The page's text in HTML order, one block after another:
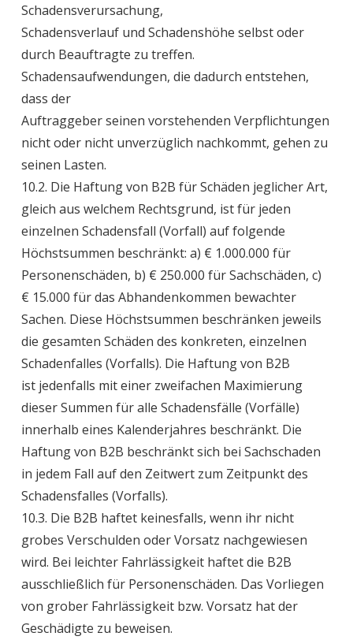
Schadensverursachung,
Schadensverlauf und Schadenshöhe selbst oder
durch Beauftragte zu treffen.
Schadensaufwendungen, die dadurch entstehen,
dass der
Auftraggeber seinen vorstehenden Verpflichtungen
nicht oder nicht unverzüglich nachkommt, gehen zu
seinen Lasten.
10.2. Die Haftung von B2B für Schäden jeglicher Art,
gleich aus welchem Rechtsgrund, ist für jeden
einzelnen Schadensfall (Vorfall) auf folgende
Höchstsummen beschränkt: a) € 1.000.000 für
Personenschäden, b) € 250.000 für Sachschäden, c)
€ 15.000 für das Abhandenkommen bewachter
Sachen. Diese Höchstsummen beschränken jeweils
die gesamten Schäden des konkreten, einzelnen
Schadenfalles (Vorfalls). Die Haftung von B2B
ist jedenfalls mit einer zweifachen Maximierung
dieser Summen für alle Schadensfälle (Vorfälle)
innerhalb eines Kalenderjahres beschränkt. Die
Haftung von B2B beschränkt sich bei Sachschaden
in jedem Fall auf den Zeitwert zum Zeitpunkt des
Schadensfalles (Vorfalls).
10.3. Die B2B haftet keinesfalls, wenn ihr nicht
grobes Verschulden oder Vorsatz nachgewiesen
wird. Bei leichter Fahrlässigkeit haftet die B2B
ausschließlich für Personenschäden. Das Vorliegen
von grober Fahrlässigkeit bzw. Vorsatz hat der
Geschädigte zu beweisen.